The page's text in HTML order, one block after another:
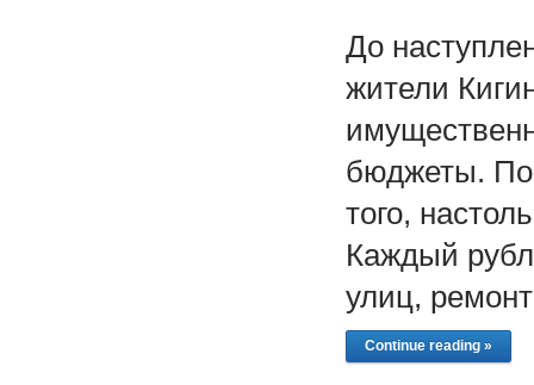
До
жители
бюджеты.
того,
Каждый
улиц,
Continue reading »